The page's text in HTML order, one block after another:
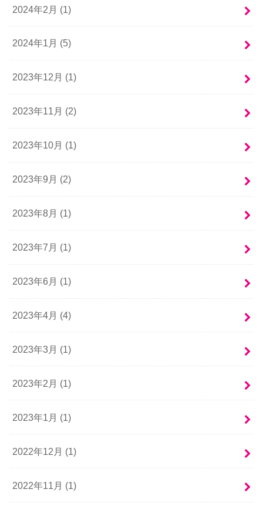
2024年2月 (1)
2024年1月 (5)
2023年12月 (1)
2023年11月 (2)
2023年10月 (1)
2023年9月 (2)
2023年8月 (1)
2023年7月 (1)
2023年6月 (1)
2023年4月 (4)
2023年3月 (1)
2023年2月 (1)
2023年1月 (1)
2022年12月 (1)
2022年11月 (1)